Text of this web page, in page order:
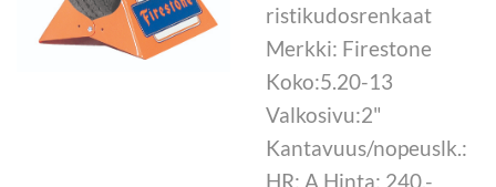
ristikudosrenkaat
Merkki: Firestone
Koko:5.20-13
Valkosivu:2"
Kantavuus/nopeuslk.:
HR: A Hinta: 240,-